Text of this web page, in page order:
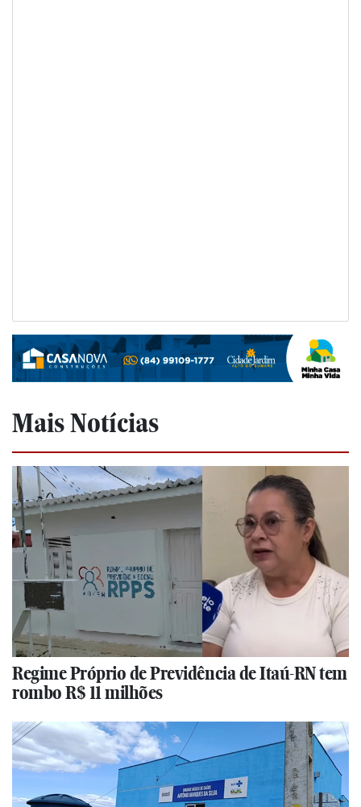
Mais Notícias
Regime Próprio de Previdência de Itaú-RN tem
rombo R$ 11 milhões